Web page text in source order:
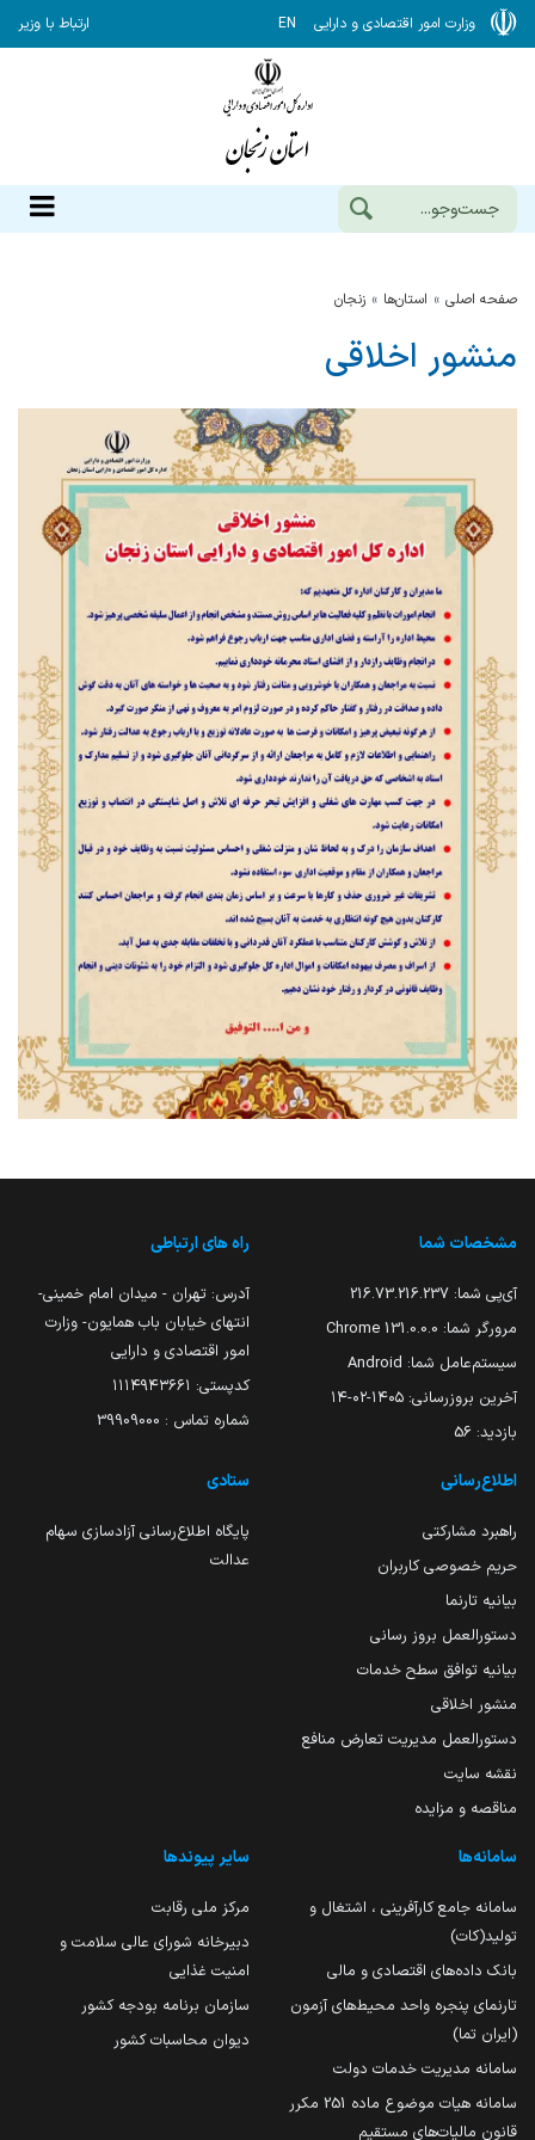
وزارت امور اقتصادی و دارایی EN ارتباط با وزیر
صفحه اصلی استان‌ها زنجان
منشور اخلاقی
مشخصات شما
آی‌پی شما: 216.73.216.237
مرورگر شما: 131.0.0.0 Chrome
سیستم‌عامل شما: Android
آخرین بروزرسانی: ۱۴۰۵-۰۲-۱۴
بازدید: 56
راه های ارتباطی
آدرس: تهران - میدان امام خمینی-
انتهای خیابان باب همایون- وزارت
امور اقتصادی و دارایی
کدپستی: ۱۱۱۴۹۴۳۶۶۱
شماره تماس : 39909000
اطلاع‌رسانی
راهبرد مشارکتی
حریم خصوصی کاربران
بیانیه تارنما
دستورالعمل بروز رسانی
بیانیه توافق سطح خدمات
منشور اخلاقی
دستورالعمل مدیریت تعارض منافع
نقشه سایت
مناقصه و مزایده
ستادی
پایگاه اطلاع‌رسانی آزادسازی سهام
عدالت
سامانه‌ها
سامانه جامع کارآفرینی ، اشتغال و
تولید(کات)
بانک داده‌های اقتصادی و مالی
تارنمای پنجره واحد محیط‌های آزمون
(ایران تما)
سامانه مدیریت خدمات دولت
سامانه هیات موضوع ماده 251 مکرر
قانون مالیات‌های مستقیم
سایر پیوندها
مرکز ملی رقابت
دبیرخانه شورای عالی سلامت و
امنیت غذایی
سازمان برنامه بودجه کشور
دیوان محاسبات کشور